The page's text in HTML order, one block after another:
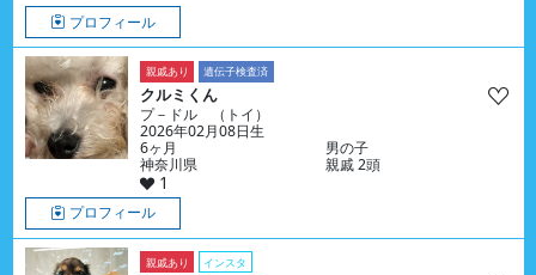
プロフィール
親戚あり 遺伝子検査済
クルミくん
プ－ドル （トイ）
2026年02月08日生
6ヶ月
男の子
神奈川県
親戚 2頭
1
プロフィール
親戚あり インスタ